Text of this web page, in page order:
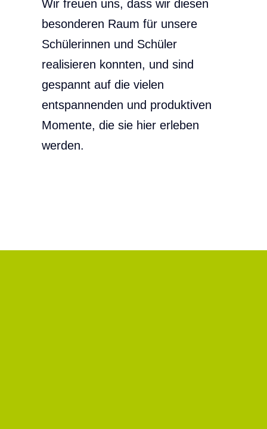
Wir freuen uns, dass wir diesen
besonderen Raum für unsere
Schülerinnen und Schüler
realisieren konnten, und sind
gespannt auf die vielen
entspannenden und produktiven
Momente, die sie hier erleben
werden.